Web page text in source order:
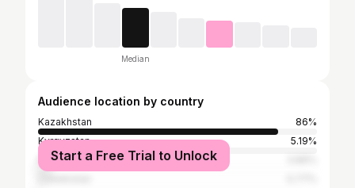
Median
Audience location by country
Kazakhstan
86%
Kyrgyzstan
5.19%
Russia
Start a Free Trial to Unlock